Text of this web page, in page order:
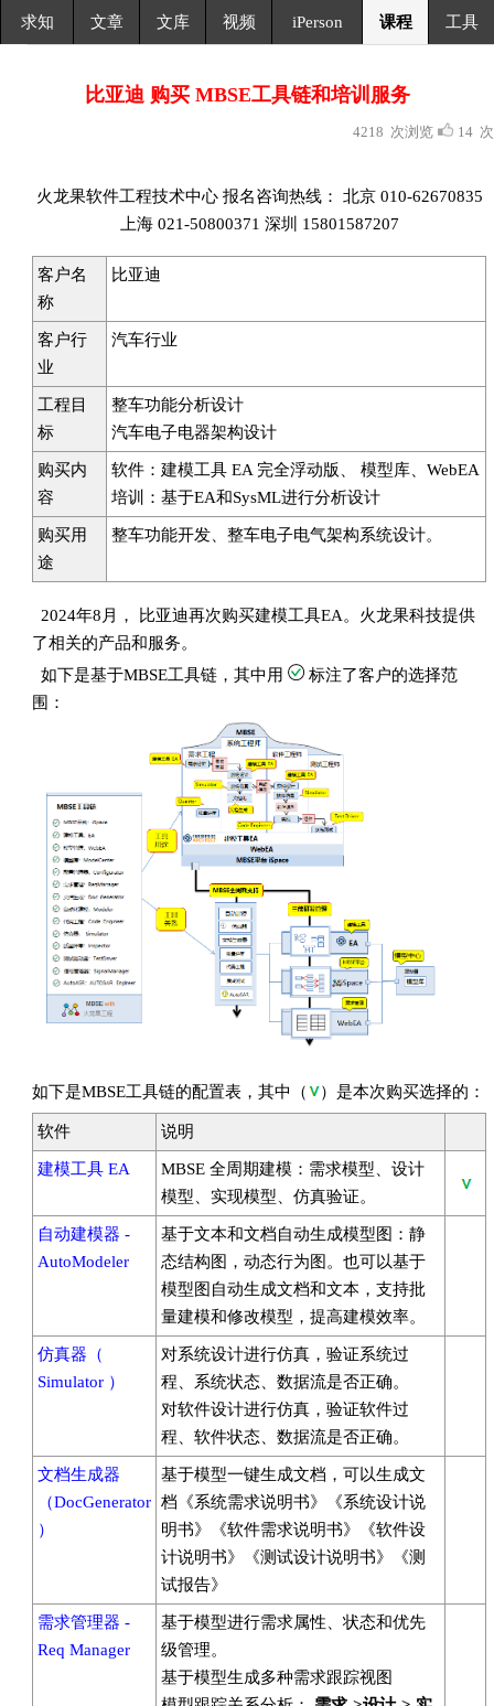
求知 文章 文库 视频 iPerson 课程 工具
比亚迪 购买 MBSE工具链和培训服务
4218 次浏览 14 次
火龙果软件工程技术中心 报名咨询热线： 北京 010-62670835
上海 021-50800371 深圳 15801587207
客户名
称
比亚迪
客户行
业
‌汽车行业
工程目
标
整车功能分析设计
汽车电子电器架构设计
购买内
容
软件：建模工具 EA 完全浮动版、 模型库、WebEA
培训：基于EA和SysML进行分析设计
购买用
途
整车功能开发、整车电子电气架构系统设计。
2024年8月， 比亚迪再次购买建模工具EA。火龙果科技提供
了相关的产品和服务。
如下是基于MBSE工具链，其中用
标注了客户的选择范
围：
如下是MBSE工具链的配置表，其中（ ）是本次购买选择的：
软件 说明
建模工具 EA
MBSE 全周期建模：需求模型、设计
模型、实现模型、仿真验证。
自动建模器 -
AutoModeler
基于文本和文档自动生成模型图：静
态结构图，动态行为图。也可以基于
模型图自动生成文档和文本，支持批
量建模和修改模型，提高建模效率。
仿真器（
Simulator ）
对系统设计进行仿真，验证系统过
程、系统状态、数据流是否正确。
对软件设计进行仿真，验证软件过
程、软件状态、数据流是否正确。
文档生成器
（DocGenerator
）
基于模型一键生成文档，可以生成文
档《系统需求说明书》《系统设计说
明书》《软件需求说明书》《软件设
计说明书》《测试设计说明书》《测
试报告》
需求管理器 -
Req Manager
基于模型进行需求属性、状态和优先
级管理。
基于模型生成多种需求跟踪视图